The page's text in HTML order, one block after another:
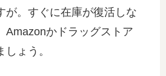
が。すぐに在庫が復活しな
Amazonかドラッグストア
ょう。